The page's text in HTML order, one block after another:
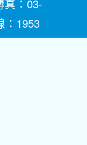
真：03-
：1953